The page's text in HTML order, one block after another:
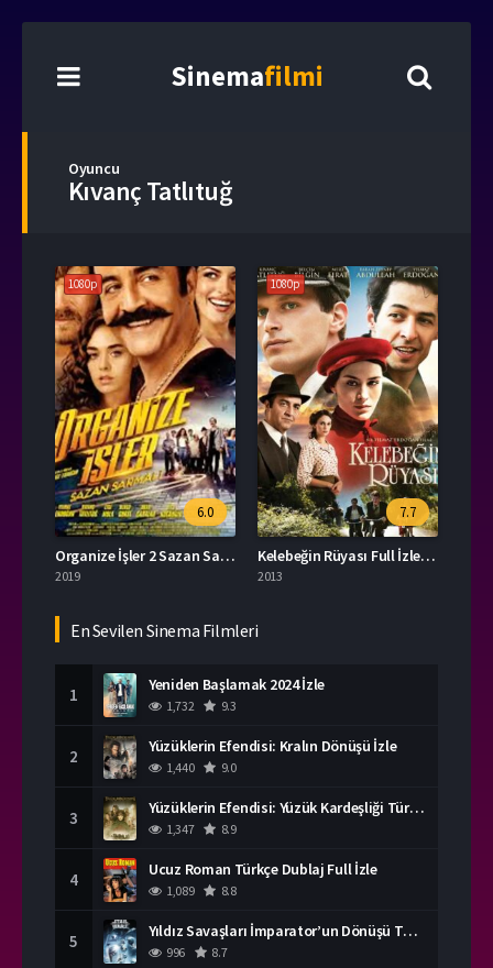
Sinemafilmi
Oyuncu
Kıvanç Tatlıtuğ
1080p
6.0
Organize İşler 2 Sazan Sarmalı İzle
2019
1080p
7.7
Kelebeğin Rüyası Full İzle Film
2013
En Sevilen Sinema Filmleri
1 Yeniden Başlamak 2024 İzle
1,732 9.3
2 Yüzüklerin Efendisi: Kralın Dönüşü İzle
1,440 9.0
3 Yüzüklerin Efendisi: Yüzük Kardeşliği Türkçe Dublaj İzle
1,347 8.9
4 Ucuz Roman Türkçe Dublaj Full İzle
1,089 8.8
5 Yıldız Savaşları İmparator’un Dönüşü Türkçe Dublaj İzle
996 8.7